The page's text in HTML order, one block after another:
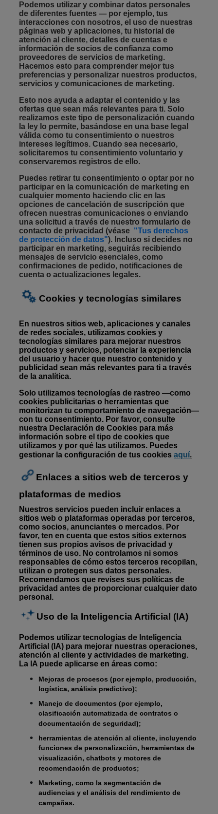
Podemos utilizar y combinar datos personales
de diferentes fuentes — por ejemplo, tus
interacciones con nosotros, el uso de nuestras
páginas web y aplicaciones, tu historial de
atención al cliente, detalles de cuentas e
información de socios de confianza como
proveedores de servicios de marketing.
Hacemos esto para comprender mejor tus
preferencias y personalizar nuestros productos,
servicios y comunicaciones de marketing.
Esto nos ayuda a adaptar el contenido y las
ofertas que sean más relevantes para ti. Solo
realizamos este tipo de personalización cuando
la ley lo permite, basándose en una base legal
válida como tu consentimiento o nuestros
intereses legítimos. Cuando sea necesario,
solicitaremos tu consentimiento voluntario y
conservaremos registros de ello.
Puedes retirar tu consentimiento o optar por no
participar en la comunicación de marketing en
cualquier momento haciendo clic en las
opciones de cancelación de suscripción que
ofrecen nuestras comunicaciones o enviando
una solicitud a través de nuestro formulario de
contacto de privacidad (véase "Tus derechos
de protección de datos"). Incluso si decides no
participar en marketing, seguirás recibiendo
mensajes de servicio esenciales, como
confirmaciones de pedido, notificaciones de
cuenta o actualizaciones legales.
Cookies y tecnologías similares
En nuestros sitios web, aplicaciones y canales
de redes sociales, utilizamos cookies y
tecnologías similares para mejorar nuestros
productos y servicios, potenciar la experiencia
del usuario y hacer que nuestro contenido y
publicidad sean más relevantes para ti a través
de la analítica.
Solo utilizamos tecnologías de rastreo —como
cookies publicitarias o herramientas que
monitorizan tu comportamiento de navegación—
con tu consentimiento. Por favor, consulte
nuestra Declaración de Cookies para más
información sobre el tipo de cookies que
utilizamos y por qué las utilizamos. Puedes
gestionar la configuración de tus cookies aquí.
Enlaces a sitios web de terceros y
plataformas de medios
Nuestros servicios pueden incluir enlaces a
sitios web o plataformas operadas por terceros,
como socios, anunciantes o mercados. Por
favor, ten en cuenta que estos sitios externos
tienen sus propios avisos de privacidad y
términos de uso. No controlamos ni somos
responsables de cómo estos terceros recopilan,
utilizan o protegen sus datos personales.
Recomendamos que revises sus políticas de
privacidad antes de proporcionar cualquier dato
personal.
Uso de la Inteligencia Artificial (IA)
Podemos utilizar tecnologías de Inteligencia
Artificial (IA) para mejorar nuestras operaciones,
atención al cliente y actividades de marketing.
La IA puede aplicarse en áreas como:
Mejoras de procesos (por ejemplo, producción,
logística, análisis predictivo);
Manejo de documentos (por ejemplo,
clasificación automatizada de contratos o
documentación de seguridad);
herramientas de atención al cliente, incluyendo
funciones de personalización, herramientas de
visualización, chatbots y motores de
recomendación de productos;
Marketing, como la segmentación de
audiencias y el análisis del rendimiento de
campañas.